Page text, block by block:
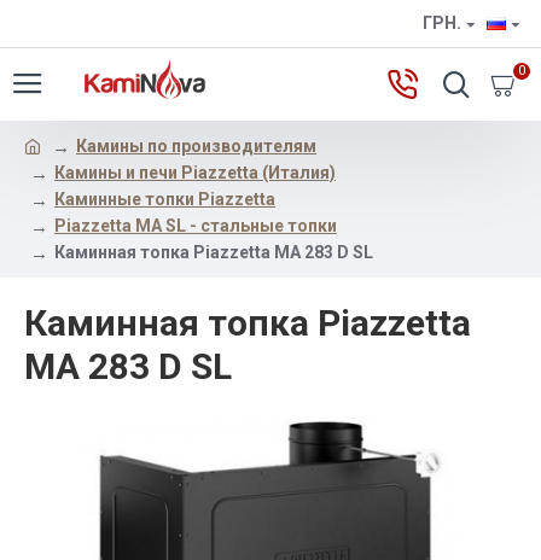
ГРН.
0
Камины по производителям
Камины и печи Piazzetta (Италия)
Каминные топки Piazzetta
Piazzetta MA SL - стальные топки
Каминная топка Piazzetta MA 283 D SL
Каминная топка Piazzetta
MA 283 D SL